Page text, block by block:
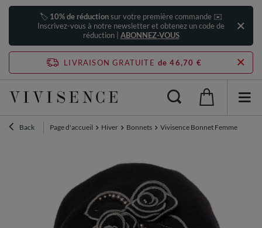
🏷️ 10% de réductionsur votre première commande ✉️
Inscrivez-vous à notre newsletter et obtenez un code de
réduction | ABONNEZ-VOUS
LIVRAISON GRATUITE de 46,70 €
Back Page d'accueil Hiver Bonnets Vivisence Bonnet Femme Hiver